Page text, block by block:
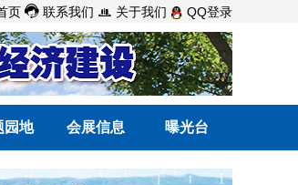
页  联系我们  关于我们 QQ登录
园地 会展信息 曝光台